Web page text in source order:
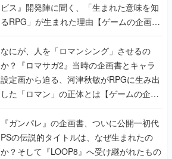
ビス』開発陣に聞く、「生まれた意味を知
るRPG」が生まれた理由【ゲームの企画
書】
なにが、人を「ロマンシング」させるの
か？『ロマサガ2』当時の企画書とキャラ
設定画から迫る、河津秋敏がRPGに生み出
した「ロマン」の正体とは【ゲームの企画
書】
『ガンパレ』の企画書、ついに公開━初代
PSの伝説的タイトルは、なぜ生まれたの
か？そして『LOOP8』へ受け継がれたもの